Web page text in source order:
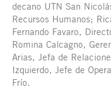
decano UTN San
Recursos Humanos;
Fernando Favaro,
Romina Calcagno,
Arias, Jefa de
Izquierdo, Jefe de
Frío.